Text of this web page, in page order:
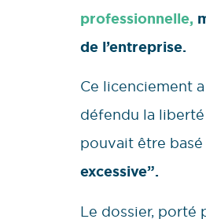
professionnelle,
de l’entreprise.
Ce licenciement
défendu la liberté
pouvait être basé
excessive”.
Le dossier, porté